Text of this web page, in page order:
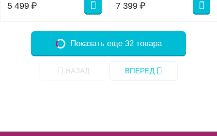
5 499 ₽ 7 399 ₽
Показать еще 32 товара
НАЗАД ВПЕРЕД